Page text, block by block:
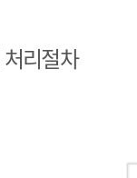
리절차